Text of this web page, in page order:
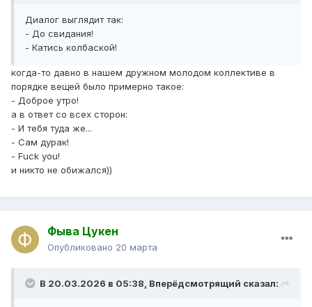
Диалог выглядит так:
- До свидания!
- Катись колбаской!
когда-то давно в нашем дружном молодом коллективе в
порядке вещей было примерно такое:
- Доброе утро!
а в ответ со всех сторон:
- И тебя туда же...
- Сам дурак!
- Fuck you!
и никто не обижался))
Фыва Цукен
Опубликовано 20 марта
В 20.03.2026 в 05:38, Вперёдсмотрящий сказал: